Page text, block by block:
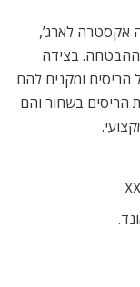
אקסטרה לארג’,
ההבטחה. בצידה
ומקנים להם
הריסים בשחור והם